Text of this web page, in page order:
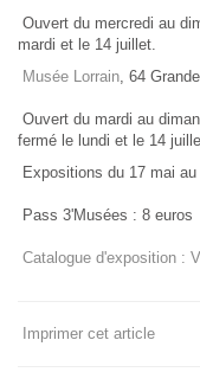
Ouvert du mercredi au
mardi et le 14 juillet.
Musée Lorrain, 64
Ouvert du mardi au
fermé le lundi et le 14
Expositions du 17 mai
Pass 3'Musées : 8 euros
Catalogue d'exposition :
Imprimer cet article